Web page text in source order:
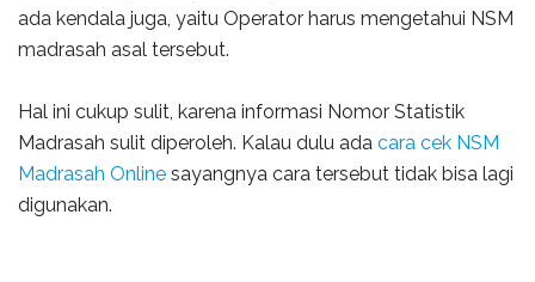
ada kendala juga, yaitu Operator harus mengetahui NSM
madrasah asal tersebut.
Hal ini cukup sulit, karena informasi Nomor Statistik
Madrasah sulit diperoleh. Kalau dulu ada cara cek NSM
Madrasah Online sayangnya cara tersebut tidak bisa lagi
digunakan.